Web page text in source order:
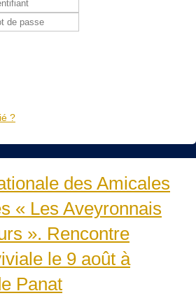
?
des Amicales
« Les Aveyronnais
». Rencontre
le 9 août à
Panat